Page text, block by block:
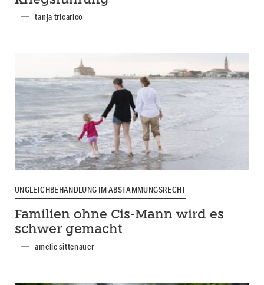
tanja tricarico
UNGLEICHBEHANDLUNG IM ABSTAMMUNGSRECHT
Familien ohne Cis-Mann wird es
schwer gemacht
amelie sittenauer